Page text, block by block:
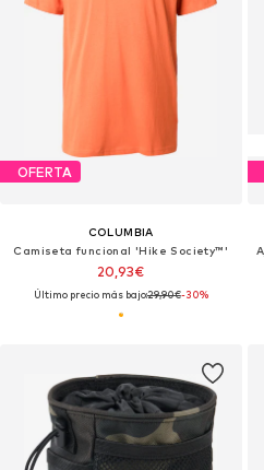
OFERTA
COLUMBIA
Camiseta funcional 'Hike Society™'
20,93€
Último precio más bajo:29,90€-30%